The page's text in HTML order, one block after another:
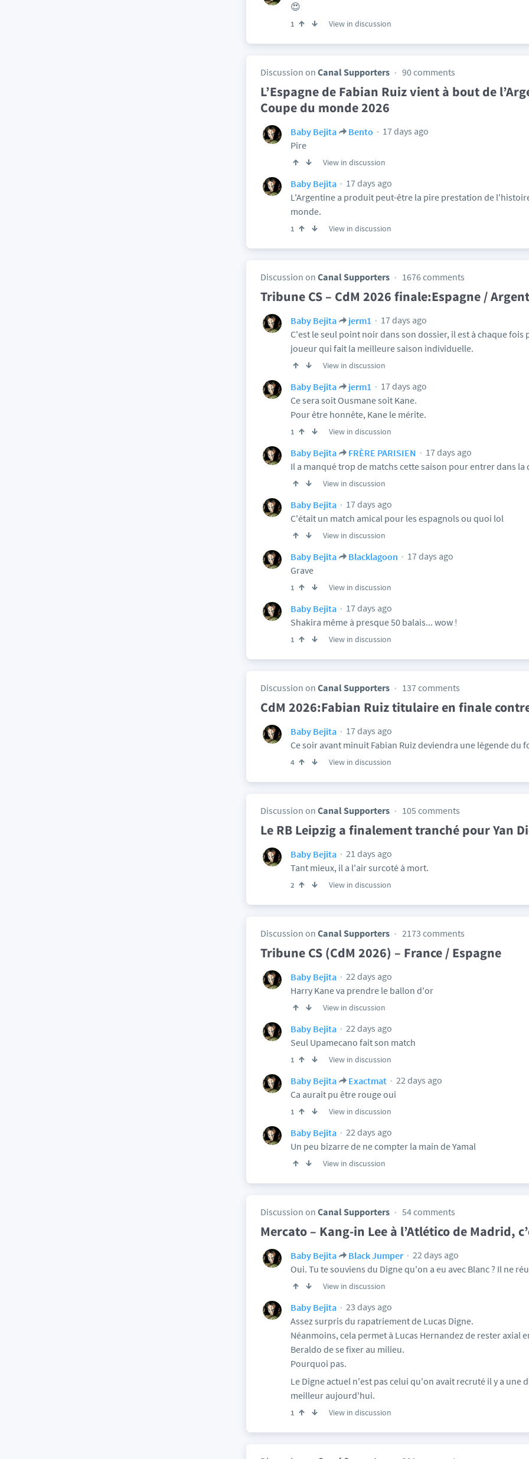
😍
1 View in discussion
Discussion on Canal Supporters 90 comments
L’Espagne de Fabian Ruiz vient à bout de
Coupe du monde 2026
Baby Bejita Bento
17 days ago
Pire
View in discussion
Baby Bejita
17 days ago
L'Argentine a produit peut-être la pire prestation de
monde.
1 View in discussion
Discussion on Canal Supporters 1676 comments
Tribune CS – CdM 2026 finale:Espagne /
Baby Bejita jerm1
17 days ago
C'est le seul point noir dans son dossier, il est à chaque fois
joueur qui fait la meilleure saison individuelle.
View in discussion
Baby Bejita jerm1
17 days ago
Ce sera soit Ousmane soit Kane.
Pour être honnête, Kane le mérite.
1 View in discussion
Baby Bejita FRÈRE PARISIEN
17 days ago
Il a manqué trop de matchs cette saison pour entrer dans la
View in discussion
Baby Bejita
17 days ago
C'était un match amical pour les espagnols ou quoi lol
View in discussion
Baby Bejita Blacklagoon
17 days ago
Grave
1 View in discussion
Baby Bejita
17 days ago
Shakira même à presque 50 balais... wow !
1 View in discussion
Discussion on Canal Supporters 137 comments
CdM 2026:Fabian Ruiz titulaire en finale
Baby Bejita
17 days ago
Ce soir avant minuit Fabian Ruiz deviendra une légende du
4 View in discussion
Discussion on Canal Supporters 105 comments
Le RB Leipzig a finalement tranché pour Yan
Baby Bejita
21 days ago
Tant mieux, il a l'air surcoté à mort.
2 View in discussion
Discussion on Canal Supporters 2173 comments
Tribune CS (CdM 2026) – France / Espagne
Baby Bejita
22 days ago
Harry Kane va prendre le ballon d'or
View in discussion
Baby Bejita
22 days ago
Seul Upamecano fait son match
1 View in discussion
Baby Bejita Exactmat
22 days ago
Ca aurait pu être rouge oui
1 View in discussion
Baby Bejita
22 days ago
Un peu bizarre de ne compter la main de Yamal
View in discussion
Discussion on Canal Supporters 54 comments
Mercato – Kang-in Lee à l’Atlético de Madrid,
Baby Bejita Black Jumper
22 days ago
Oui. Tu te souviens du Digne qu'on a eu avec Blanc ? Il ne
View in discussion
Baby Bejita
23 days ago
Assez surpris du rapatriement de Lucas Digne.
Néanmoins, cela permet à Lucas Hernandez de rester axial
Beraldo de se fixer au milieu.
Pourquoi pas.
Le Digne actuel n'est pas celui qu'on avait recruté il y a une
meilleur aujourd'hui.
1 View in discussion